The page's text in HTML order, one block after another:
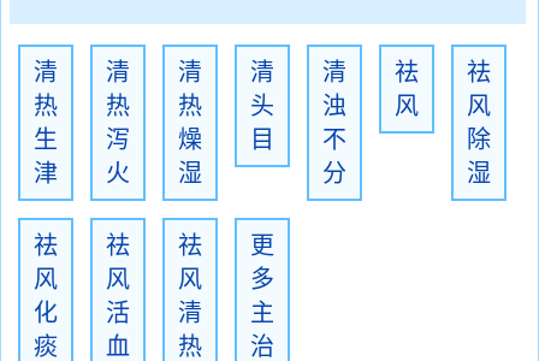
清
热
生
津
清
热
泻
火
清
热
燥
湿
清
头
目
清
浊
不
分
祛
风
祛
风
除
湿
祛
风
化
痰
祛
风
活
血
祛
风
清
热
更
多
主
治